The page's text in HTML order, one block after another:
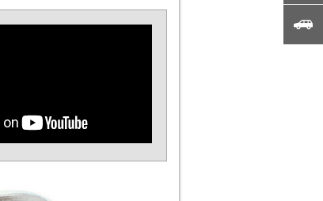
フリード（車種サイト）